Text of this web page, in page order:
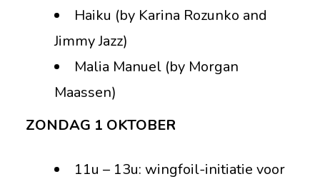
Haiku (by Karina Rozunko and
Jimmy Jazz)
Malia Manuel (by Morgan
Maassen)
ZONDAG 1 OKTOBER
11u – 13u: wingfoil-initiatie voor